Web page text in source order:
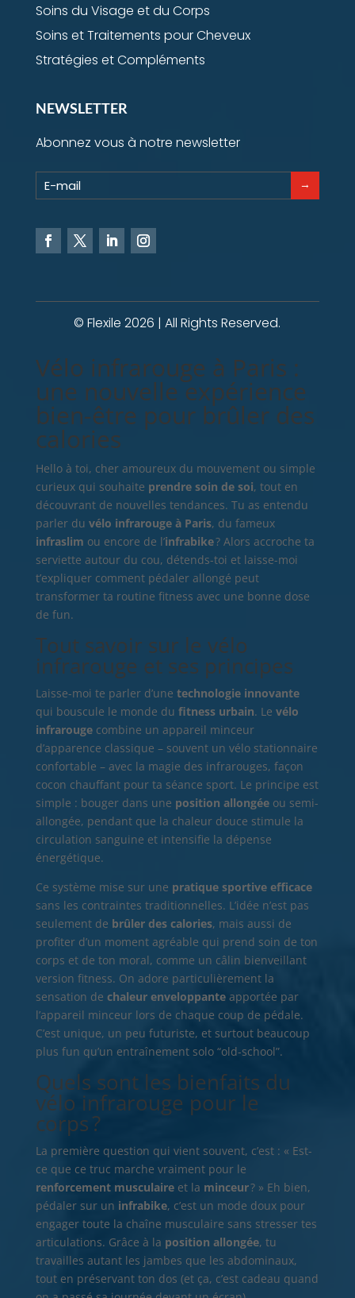
Soins du Visage et du Corps
Soins et Traitements pour Cheveux
Stratégies et Compléments
NEWSLETTER
Abonnez vous à notre newsletter
→
© Flexile 2026 | All Rights Reserved.
Vélo infrarouge à Paris :
une nouvelle expérience
bien-être pour brûler des
calories
Hello à toi, cher amoureux du mouvement ou simple
curieux qui souhaite prendre soin de soi, tout en
découvrant de nouvelles tendances. Tu as entendu
parler du vélo infrarouge à Paris, du fameux
infraslim ou encore de l’infrabike? Alors accroche ta
serviette autour du cou, détends-toi et laisse-moi
t’expliquer comment pédaler allongé peut
transformer ta routine fitness avec une bonne dose
de fun.
Tout savoir sur le vélo
infrarouge et ses principes
Laisse-moi te parler d’une technologie innovante
qui bouscule le monde du fitness urbain. Le vélo
infrarougecombine un appareil minceur
d’apparence classique – souvent un vélo stationnaire
confortable – avec la magie des infrarouges, façon
cocon chauffant pour ta séance sport. Le principe est
simple : bouger dans une position allongéeou semi-
allongée, pendant que la chaleur douce stimule la
circulation sanguine et intensifie la dépense
énergétique.
Ce système mise sur une pratique sportive efficace
sans les contraintes traditionnelles. L’idée n’est pas
seulement de brûler des calories, mais aussi de
profiter d’un moment agréable qui prend soin de ton
corps et de ton moral, comme un câlin bienveillant
version fitness. On adore particulièrement la
sensation de chaleur enveloppanteapportée par
l’appareil minceur lors de chaque coup de pédale.
C’est unique, un peu futuriste, et surtout beaucoup
plus fun qu’un entraînement solo “old-school”.
Quels sont les bienfaits du
vélo infrarouge pour le
corps ?
La première question qui vient souvent, c’est : « Est-
ce que ce truc marche vraiment pour le
renforcement musculaireet la minceur? » Eh bien,
pédaler sur un infrabike, c’est un mode doux pour
engager toute la chaîne musculaire sans stresser tes
articulations. Grâce à la position allongée, tu
travailles autant les jambes que les abdominaux,
tout en préservant ton dos (et ça, c’est cadeau quand